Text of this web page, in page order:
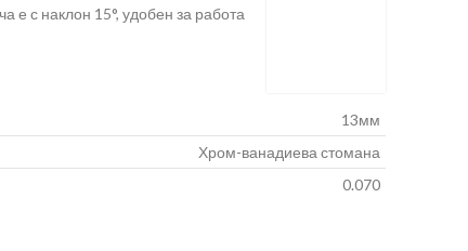
е с наклон 15°, удобен за работа
13мм
Хром-ванадиева стомана
0.070